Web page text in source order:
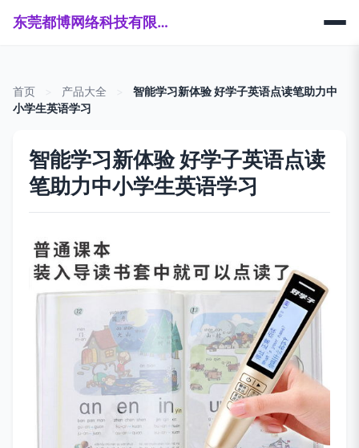
东莞都博网络科技有限公司
首页 产品大全
智能学习新体验 好学子英语点读笔助力中
小学生英语学习
智能学习新体验 好学子英语点读
笔助力中小学生英语学习